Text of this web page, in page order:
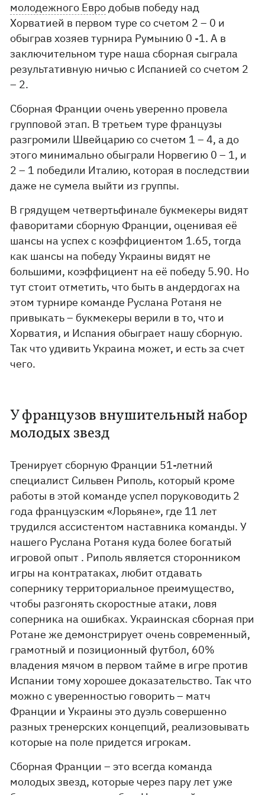
молодежного Евродобыв победу над
Хорватией в первом туре со счетом 2 – 0 и
обыграв хозяев турнира Румынию 0 -1. А в
заключительном туре наша сборная сыграла
результативную ничью с Испанией со счетом 2
– 2.
Сборная Франции очень уверенно провела
групповой этап. В третьем туре французы
разгромили Швейцарию со счетом 1 – 4, а до
этого минимально обыграли Норвегию 0 – 1, и
2 – 1 победили Италию, которая в последствии
даже не сумела выйти из группы.
В грядущем четвертьфинале букмекеры видят
фаворитами сборную Франции, оценивая её
шансы на успех с коэффициентом 1.65, тогда
как шансы на победу Украины видят не
большими, коэффициент на её победу 5.90. Но
тут стоит отметить, что быть в андердогах на
этом турнире команде Руслана Ротаня не
привыкать – букмекеры верили в то, что и
Хорватия, и Испания обыграет нашу сборную.
Так что удивить Украина может, и есть за счет
чего.
У французов внушительный набор
молодых звезд
Тренирует сборную Франции 51-летний
специалист Сильвен Риполь, который кроме
работы в этой команде успел поруководить 2
года французским «Лорьяне», где 11 лет
трудился ассистентом наставника команды. У
нашего Руслана Ротаня куда более богатый
игровой опыт . Риполь является сторонником
игры на контратаках, любит отдавать
сопернику территориальное преимущество,
чтобы разгонять скоростные атаки, ловя
соперника на ошибках. Украинская сборная при
Ротане же демонстрирует очень современный,
грамотный и позиционный футбол, 60%
владения мячом в первом тайме в игре против
Испании тому хорошее доказательство. Так что
можно с уверенностью говорить – матч
Франции и Украины это дуэль совершенно
разных тренерских концепций, реализовывать
которые на поле придется игрокам.
Сборная Франции – это всегда команда
молодых звезд, которые через пару лет уже